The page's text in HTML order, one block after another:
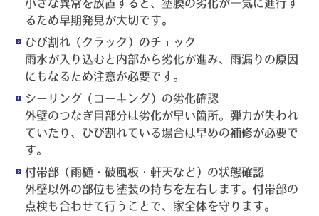
小さな異常を放置すると、塗膜の劣化が一気に進行す
るため早期発見が大切です。
ひび割れ（クラック）のチェック
雨水が入り込むと内部から劣化が進み、雨漏りの原因
にもなるため注意が必要です。
シーリング（コーキング）の劣化確認
外壁のつなぎ目部分は劣化が早い箇所。弾力が失われ
ていたり、ひび割れている場合は早めの補修が必要で
す。
付帯部（雨樋・破風板・軒天など）の状態確認
外壁以外の部位も塗装の持ちを左右します。付帯部の
点検も合わせて行うことで、家全体を守ります。